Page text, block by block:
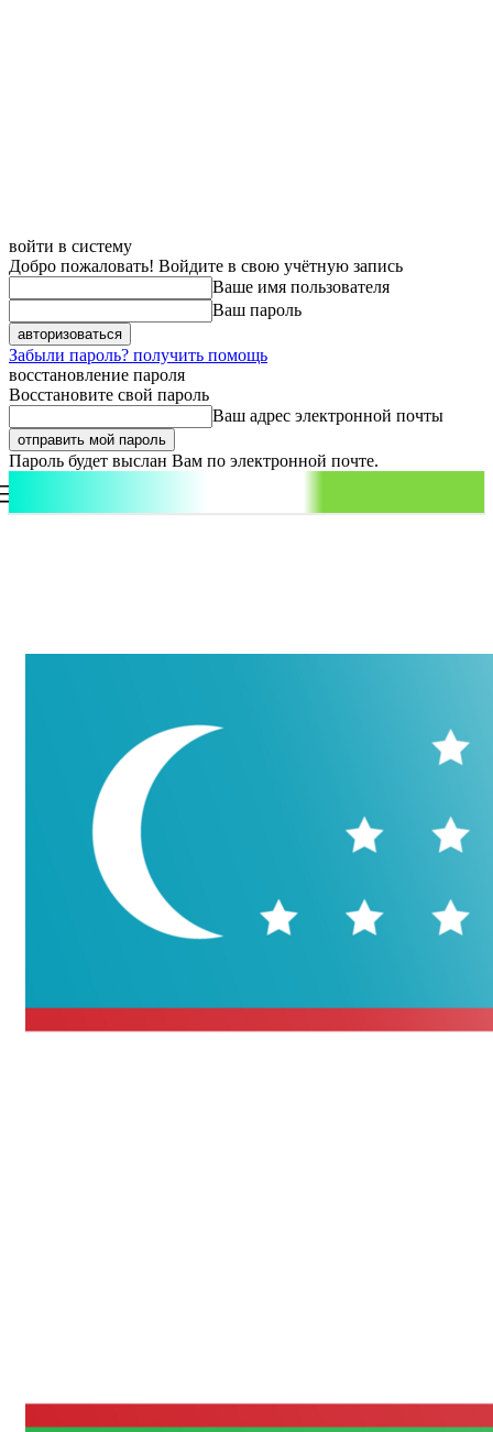
войти в систему
Добро пожаловать! Войдите в свою учётную запись
Ваше имя пользователя
Ваш пароль
Забыли пароль? получить помощь
восстановление пароля
Восстановите свой пароль
Ваш адрес электронной почты
Пароль будет выслан Вам по электронной почте.